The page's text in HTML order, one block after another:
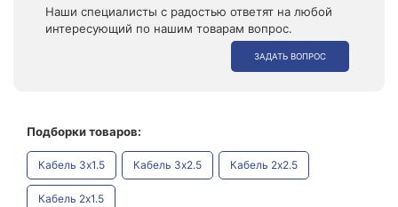
Наши специалисты с радостью ответят на любой
интересующий по нашим товарам вопрос.
ЗАДАТЬ ВОПРОС
Подборки товаров:
Кабель 3x1.5 Кабель 3x2.5 Кабель 2x2.5
Кабель 2x1.5